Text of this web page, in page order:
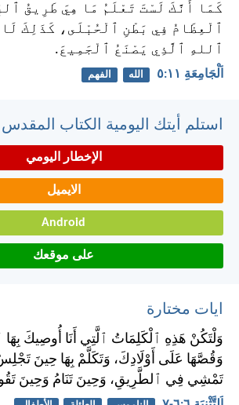
كَمَا أَنَّكَ لَسْتَ تَعْلَمُ مَا هِيَ طَرِيقُ
ٱلْعِظَامُ فِي بَطْنِ ٱلْحُبْلَى، كَذَلِكَ
ٱللهِ ٱلَّذِي يَصْنَعُ ٱلْجَمِيعَ.
اَلْجَامِعَةِ ١١:‏٥ الله الفهم
استلم أيتك اليومية الكتاب المقدس
الإخطار اليومي
الايميل
Android
على موقعك
ايات مختارة
وَلْتَكُنْ هَذِهِ ٱلْكَلِمَاتُ ٱلَّتِي أَنَا أُوصِيكَ بِهَا
وَقُصَّهَا عَلَى أَوْلَادِكَ، وَتَكَلَّمْ بِهَا حِينَ
تَمْشِي فِي ٱلطَّرِيقِ، وَحِينَ تَنَامُ وَحِينَ